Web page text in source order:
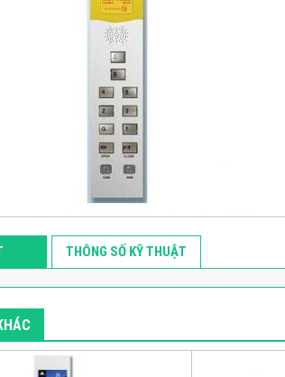
THÔNG SỐ KỸ THUẬT